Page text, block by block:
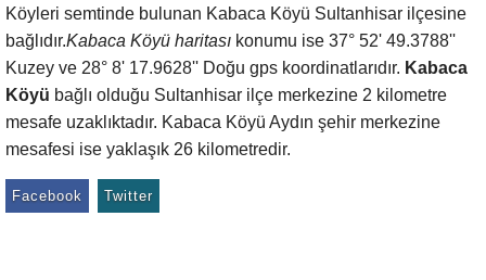
Köyleri semtinde bulunan Kabaca Köyü Sultanhisar ilçesine
bağlıdır.Kabaca Köyü haritası konumu ise 37° 52' 49.3788''
Kuzey ve 28° 8' 17.9628'' Doğu gps koordinatlarıdır. Kabaca
Köyü bağlı olduğu Sultanhisar ilçe merkezine 2 kilometre
mesafe uzaklıktadır. Kabaca Köyü Aydın şehir merkezine
mesafesi ise yaklaşık 26 kilometredir.
Facebook Twitter